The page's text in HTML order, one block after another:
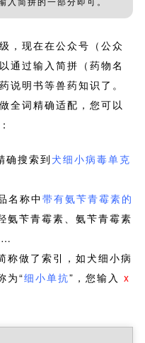
，现在在公众号（公众
通过输入简拼（药物名
说明书等兽药知识了。
全词精确适配，您可以
确搜索到犬细小病毒单克
名称中带有氨苄青霉素的
氨苄青霉素、氨苄青霉素
称做了索引，如犬细小病
为“细小单抗”，您输入 x